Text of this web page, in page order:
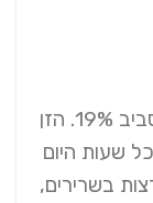
צ׳יז קווייק מאופיין בריכוזי THC שנעים סביב 19%. הזן
שעות היום
בשרירים,